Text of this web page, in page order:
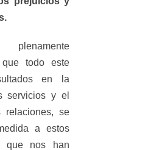
todo este
en la
servicios y el
relaciones, se
a estos
que nos han